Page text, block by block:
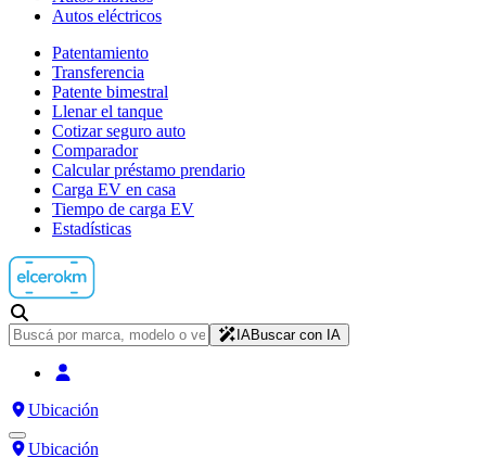
Autos eléctricos
Patentamiento
Transferencia
Patente bimestral
Llenar el tanque
Cotizar seguro auto
Comparador
Calcular préstamo prendario
Carga EV en casa
Tiempo de carga EV
Estadísticas
IABuscar con IA
Ubicación
Ubicación